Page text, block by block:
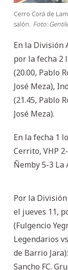
Cerro Corá de
salón. Foto:
En la División
por la fecha 2
(20.00, Pablo
José Meza),
(21.45, Pablo
José Meza).
En la fecha 1
Cerrito, VHP
Ñemby 5-3 La
Por la
el jueves 11,
(Fulgencio
Legendarios
de Barrio
Sancho FC.